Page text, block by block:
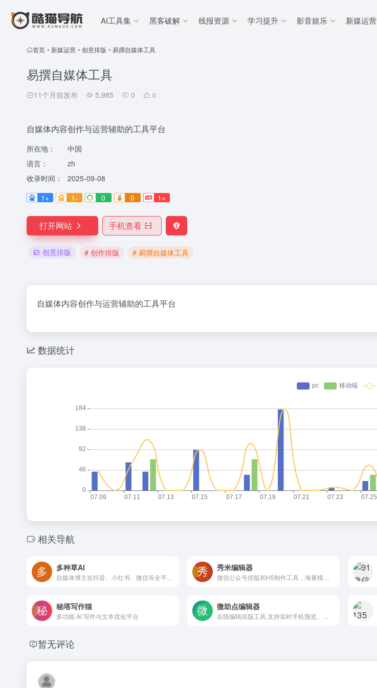
AI工具集 黑客破解 线报资源 学习提升 影音娱乐 新媒运营
首页 • 新媒运营 • 创意排版 • 易撰自媒体工具
易撰自媒体工具
11个月前发布 5,985 0 0
自媒体内容创作与运营辅助的工具平台
所在地：
中国
语言：
zh
收录时间：
2025-09-08
1+
1- 0 0 1+
打开网站 手机查看
创意排版 # 创作排版 # 易撰自媒体工具
自媒体内容创作与运营辅助的工具平台
数据统计
相关导航
多种草AI 秀米编辑器
秘塔写作猫
多功能 AI 写作与文本优化平台
微助点编辑器
暂无评论